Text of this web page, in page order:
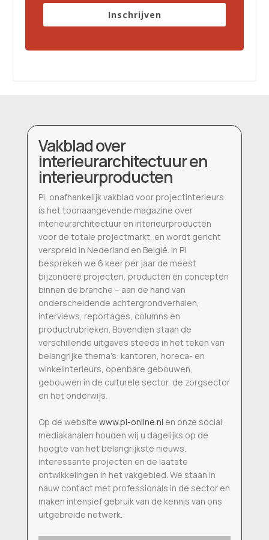
Inschrijven
Vakblad over
interieurarchitectuur en
interieurproducten
Pi, onafhankelijk vakblad voor projectinterieurs
is het toonaangevende magazine over
interieurarchitectuur en interieurproducten
voor de totale projectmarkt, en wordt gericht
verspreid in Nederland en België. In Pi
bespreken we 6 keer per jaar de meest
bijzondere projecten, producten en concepten
binnen de branche – aan de hand van
onderscheidende achtergrondverhalen,
interviews, reportages, columns en
productrubrieken. Bovendien staan de
verschillende uitgaves steeds in het teken van
belangrijke thema’s: kantoren, horeca- en
winkelinterieurs, openbare gebouwen,
gebouwen in de culturele sector, de zorgsector
en het onderwijs.
Op de website www.pi-online.nl en onze social
mediakanalen houden wij u dagelijks op de
hoogte van het belangrijkste nieuws,
interessante projecten en de laatste
ontwikkelingen in het vakgebied. We staan in
nauw contact met professionals in de sector en
maken intensief gebruik van de kennis van ons
uitgebreide netwerk.